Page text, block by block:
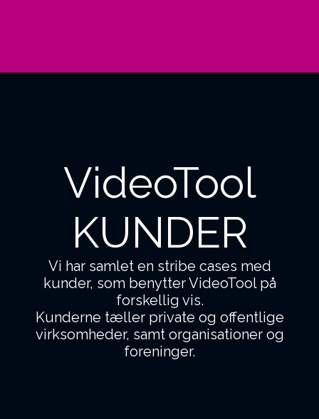
VideoTool
KUNDER
Vi har samlet en stribe cases med
kunder, som benytter VideoTool på
forskellig vis.
Kunderne tæller private og offentlige
virksomheder, samt organisationer og
foreninger.